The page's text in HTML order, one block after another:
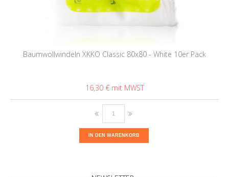
Baumwollwindeln XKKO Classic 80x80 - White 10er Pack
16,30 €
IN DEN WARENKORB